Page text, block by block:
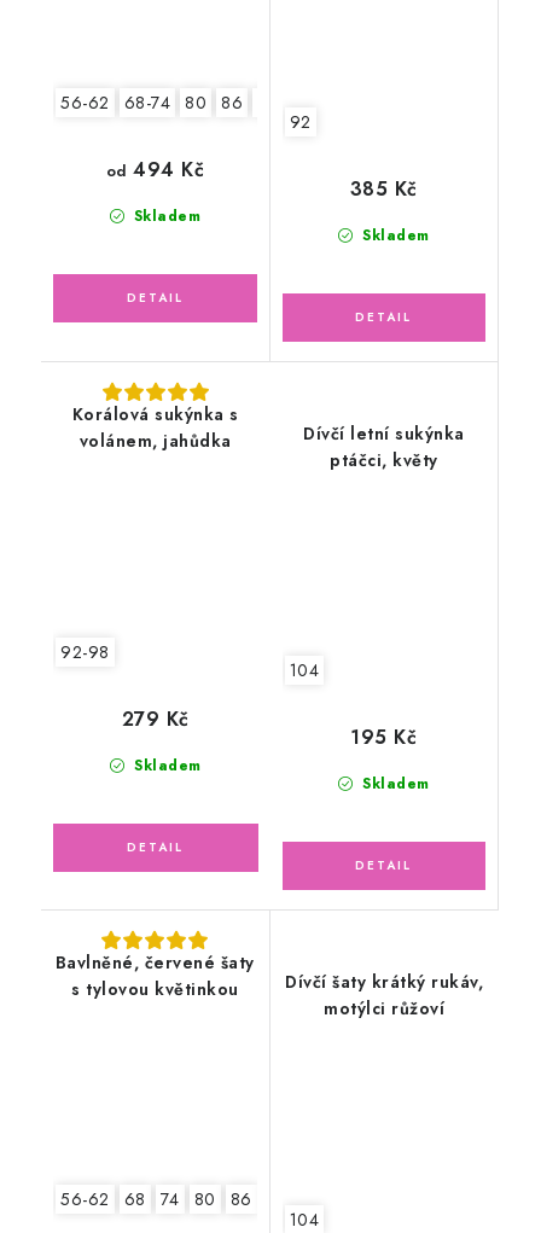
56-62 68-74 80 86
Skladem
od 494 Kč
92
Skladem
385 Kč
Korálová sukýnka s
volánem, jahůdka
92-98
Skladem
279 Kč
Dívčí letní sukýnka
ptáčci, květy
104
Skladem
195 Kč
Bavlněné, červené šaty
s tylovou květinkou
56-62 68 74 80 86
Dívčí šaty krátký rukáv,
motýlci růžoví
104